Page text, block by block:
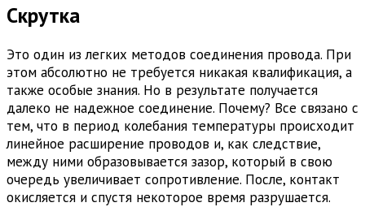
Скрутка
Это один из легких методов соединения провода. При
этом абсолютно не требуется никакая квалификация, а
также особые знания. Но в результате получается
далеко не надежное соединение. Почему? Все связано с
тем, что в период колебания температуры происходит
линейное расширение проводов и, как следствие,
между ними образовывается зазор, который в свою
очередь увеличивает сопротивление. После, контакт
окисляется и спустя некоторое время разрушается.